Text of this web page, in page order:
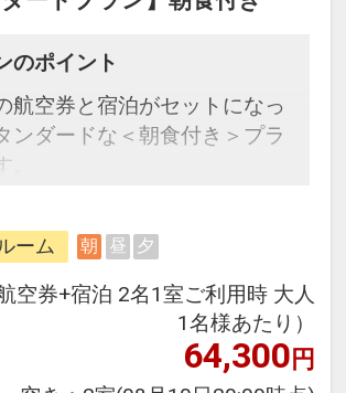
のポイント
航空券と宿泊がセットになっ
ンダードな＜朝食付き＞プラ
。
ダイナミックパッケージだか
都市滞在はもちろん周遊旅行
適！
間中の1泊だけの宿泊や延
び泊なども自由自在です。
トは、安心のJAL（または
ーム 朝 昼 夕
航空券+宿泊 2名1室ご利用時 大人
1名様あたり）
64,300円